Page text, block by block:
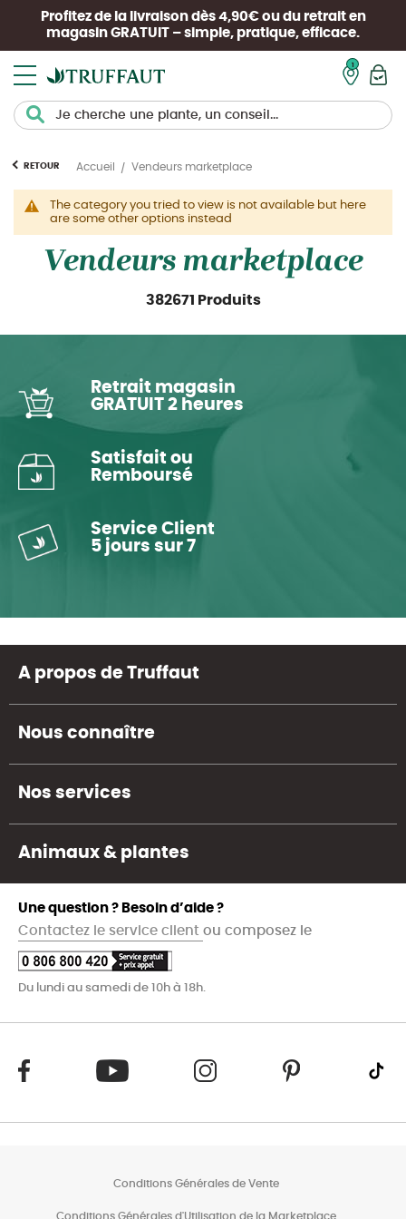
Profitez de la livraison dès 4,90€ ou du retrait en
magasin GRATUIT – simple, pratique, efficace.
RETOUR Accueil Vendeurs marketplace
The category you tried to view is not available but here
are some other options instead
Vendeurs marketplace
382671 Produits
Retrait magasin
GRATUIT 2 heures
Satisfait ou
Remboursé
Service Client
5 jours sur 7
A propos de Truffaut
Nous connaître
Nos services
Animaux & plantes
Une question ? Besoin d’aide ?
Contactez le service client ou composez le
Du lundi au samedi de 10h à 18h.
Conditions Générales de Vente
Conditions Générales d'Utilisation de la Marketplace